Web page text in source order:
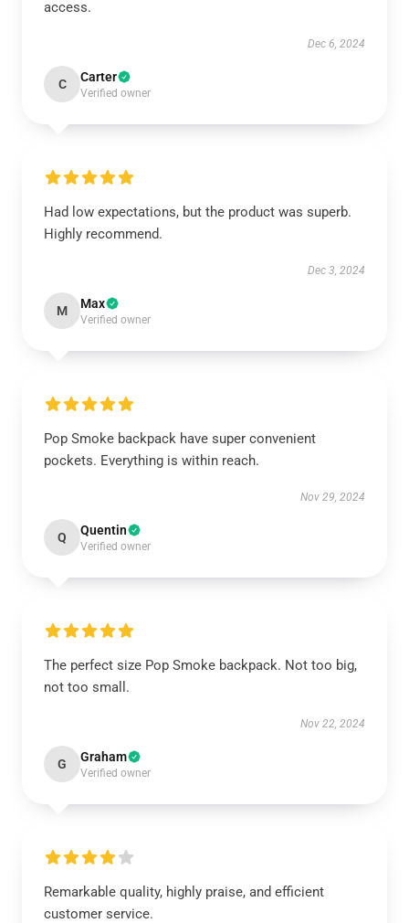
access.
Dec 6, 2024
C Carter
Verified owner
Had low expectations, but the product was superb.
Highly recommend.
Dec 3, 2024
M Max
Verified owner
Pop Smoke backpack have super convenient
pockets. Everything is within reach.
Nov 29, 2024
Q Quentin
Verified owner
The perfect size Pop Smoke backpack. Not too big,
not too small.
Nov 22, 2024
G Graham
Verified owner
Remarkable quality, highly praise, and efficient
customer service.